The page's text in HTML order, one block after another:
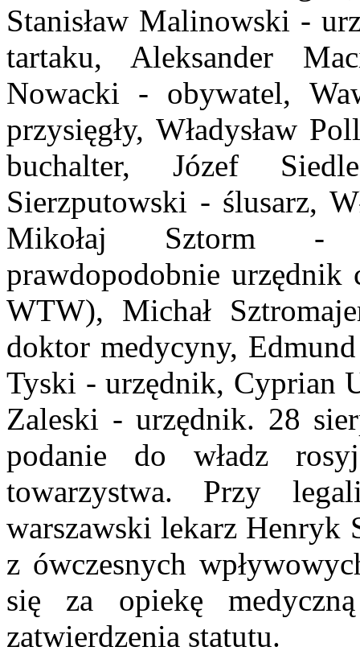
Stanisław Malinowski -
tartaku, Aleksander
Nowacki - obywatel,
przysięgły, Władysław
buchalter, Józef
Sierzputowski - ślusarz,
Mikołaj Sztorm
prawdopodobnie urzędnik
WTW), Michał
doktor medycyny,
Tyski - urzędnik, Cyprian
Zaleski - urzędnik. 28
podanie do władz
towarzystwa. Przy
warszawski lekarz Henryk
z ówczesnych
się za opiekę
zatwierdzenia statutu.